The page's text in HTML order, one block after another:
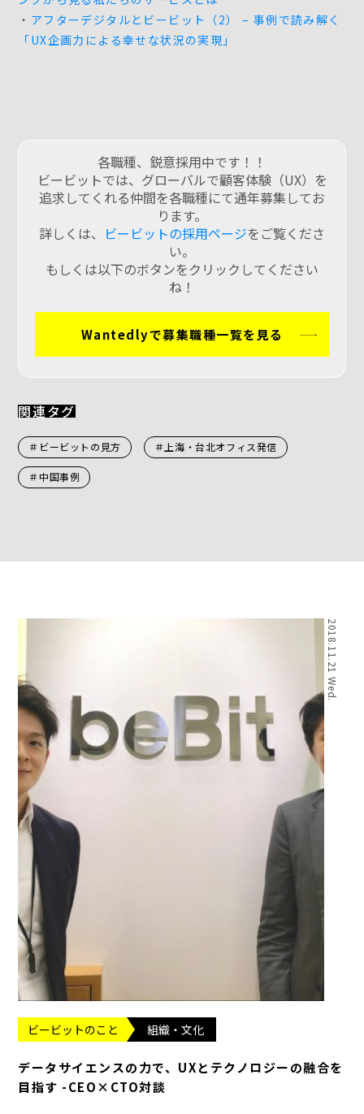
・ アフターデジタルとビービット（2） – 事例で読み解く
「UX企画力による幸せな状況の実現」
各職種、鋭意採用中です！！
ビービットでは、グローバルで顧客体験（UX）を
追求してくれる仲間を各職種にて通年募集してお
ります。
詳しくは、 ビービットの採用ページをご覧くださ
い。
もしくは以下のボタンをクリックしてください
ね！
Wantedlyで募集職種一覧を見る
関連タグ
＃ビービットの見方 ＃上海・台北オフィス発信
＃中国事例
2018.11.21 Wed.
ビービットのこと 組織・文化
データサイエンスの力で、UXとテクノロジーの融合を
目指す -CEO×CTO対談